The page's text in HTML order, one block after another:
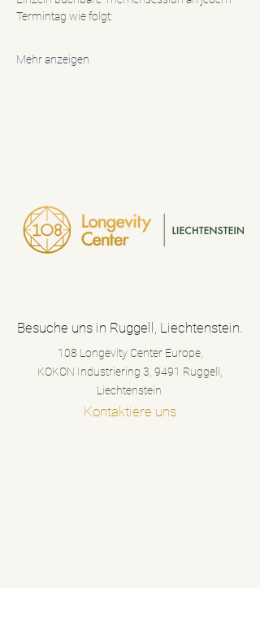
Termintag wie folgt:
Mehr anzeigen
Besuche uns in Ruggell, Liechtenstein.
108 Longevity Center Europe,
KOKON Industriering 3, 9491 Ruggell,
Liechtenstein
Kontaktiere uns